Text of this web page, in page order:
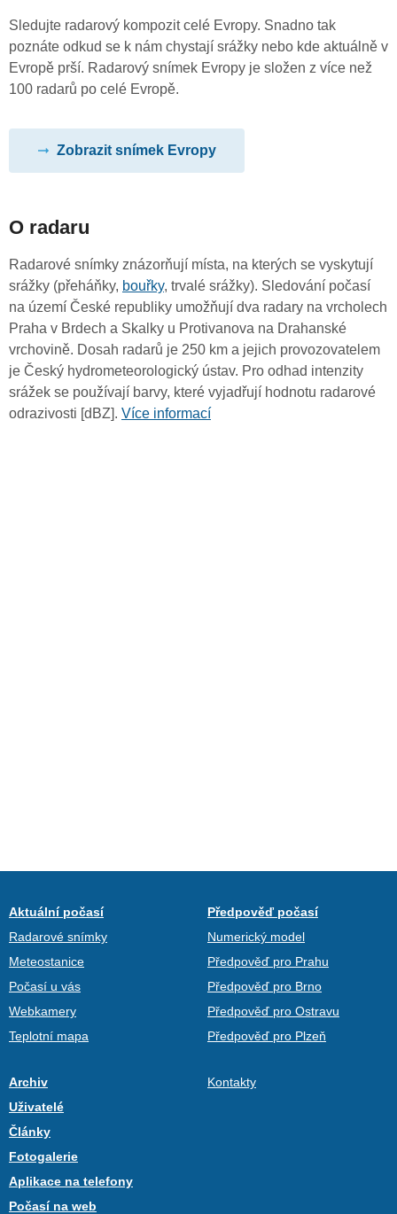
Sledujte radarový kompozit celé Evropy. Snadno tak
poznáte odkud se k nám chystají srážky nebo kde aktuálně v
Evropě prší. Radarový snímek Evropy je složen z více než
100 radarů po celé Evropě.
Zobrazit snímek Evropy
O radaru
Radarové snímky znázorňují místa, na kterých se vyskytují
srážky (přeháňky, bouřky, trvalé srážky). Sledování počasí
na území České republiky umožňují dva radary na vrcholech
Praha v Brdech a Skalky u Protivanova na Drahanské
vrchovině. Dosah radarů je 250 km a jejich provozovatelem
je Český hydrometeorologický ústav. Pro odhad intenzity
srážek se používají barvy, které vyjadřují hodnotu radarové
odrazivosti [dBZ]. Více informací
Aktuální počasí
Radarové snímky
Meteostanice
Počasí u vás
Webkamery
Teplotní mapa
Předpověď počasí
Numerický model
Předpověď pro Prahu
Předpověď pro Brno
Předpověď pro Ostravu
Předpověď pro Plzeň
Archiv
Uživatelé
Články
Fotogalerie
Aplikace na telefony
Počasí na web
Kontakty